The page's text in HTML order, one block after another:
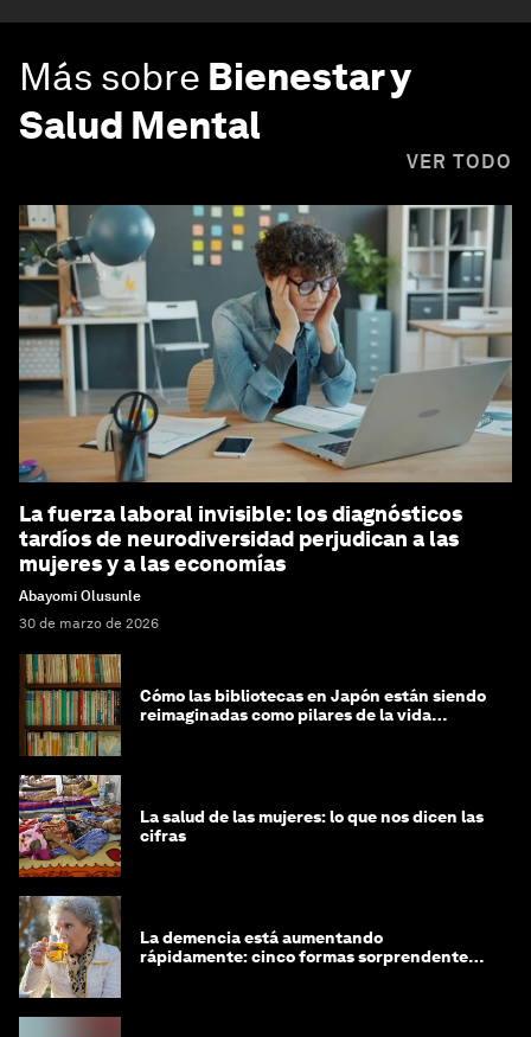
Más sobre Bienestar y
Salud Mental
VER TODO
La fuerza laboral invisible: los diagnósticos
tardíos de neurodiversidad perjudican a las
mujeres y a las economías
Abayomi Olusunle
30 de marzo de 2026
Cómo las bibliotecas en Japón están siendo
reimaginadas como pilares de la vida
La salud de las mujeres: lo que nos dicen las
cifras
La demencia está aumentando
rápidamente: cinco formas sorprendentes